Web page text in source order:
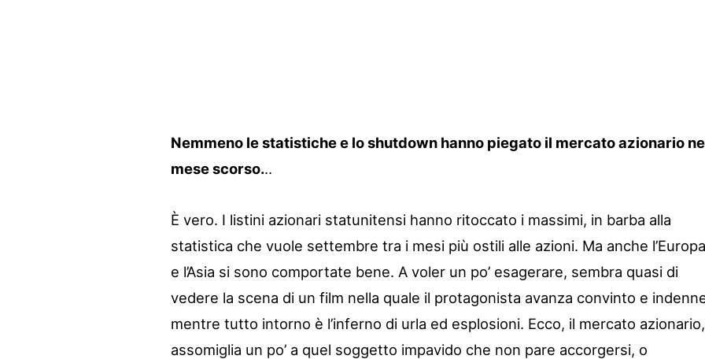
Nemmeno le statistiche e lo shutdown hanno piegato il mercato azionario
mese scorso...
È vero. I listini azionari statunitensi hanno ritoccato i massimi, in barba alla
statistica che vuole settembre tra i mesi più ostili alle azioni. Ma anche l’Europa
e l’Asia si sono comportate bene. A voler un po’ esagerare, sembra quasi di
vedere la scena di un film nella quale il protagonista avanza convinto e
mentre tutto intorno è l’inferno di urla ed esplosioni. Ecco, il mercato azionario,
assomiglia un po’ a quel soggetto impavido che non pare accorgersi, o